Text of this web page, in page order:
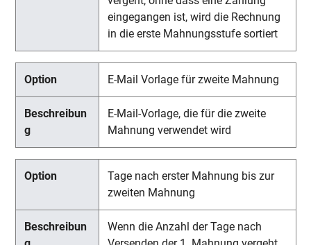
eingegangen ist, wird die Rechnung
in die erste Mahnungsstufe sortiert
E-Mail Vorlage für zweite Mahnung
E-Mail-Vorlage, die für die zweite
Mahnung verwendet wird
Tage nach erster Mahnung bis zur
zweiten Mahnung
Wenn die Anzahl der Tage nach